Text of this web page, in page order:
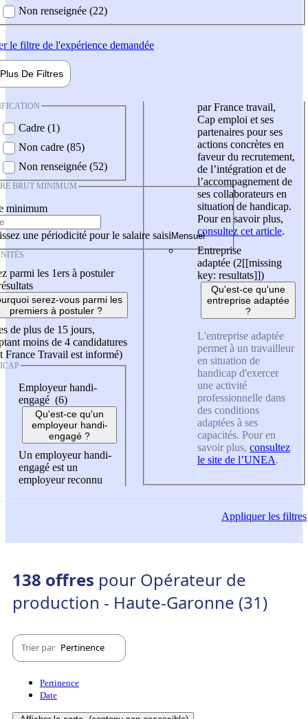
Non renseignée (22)
le filtre de l'expérience demandée
Plus De Filtres
Cadre (1)
Non cadre (85)
Non renseignée (52)
BRUT MINIMUM
minimum
une périodicité pour le salaire saisi
parmi les 1ers à postuler
serez-vous parmi les
premiers à postuler ?
de plus de 15 jours,
moins de 4 candidatures
France Travail est informé)
Employeur handi-
engagé (6)
Qu'est-ce qu'un
employeur handi-
engagé ?
Un employeur handi-
engagé est un
employeur reconnu
par France travail,
Cap emploi et ses
partenaires pour ses
actions concrètes en
faveur du recrutement,
de l’intégration et de
l’accompagnement de
ses collaborateurs en
situation de handicap.
Pour en savoir plus,
consultez cet article.
Entreprise
adaptée (2[[missing
key: resultats]])
Qu'est-ce qu'une
entreprise adaptée
?
L'entreprise adaptée
permet à un travailleur
en situation de
handicap d'exercer
une activité
professionnelle dans
des conditions
adaptées à ses
capacités. Pour en
savoir plus, consultez
le site de l’UNEA.
Appliquerles filtres
138 offres pour Opérateur de
production - Haute-Garonne (31)
Trier par Pertinence
Pertinence
Date